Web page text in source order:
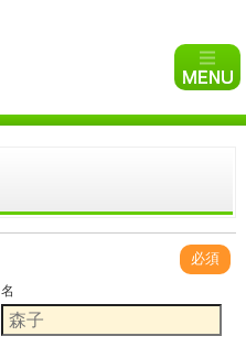
必須
名